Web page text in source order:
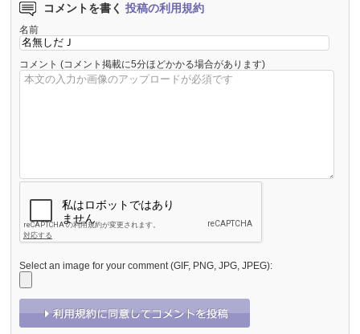
コメントを書く 投稿の利用規約
名前
コメント (コメント掲載に5分ほどかかる場合があります)
Select an image for your comment (GIF, PNG, JPG, JPEG):